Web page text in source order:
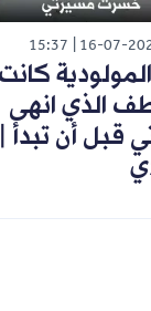
كانت
انهى
تبدأ |